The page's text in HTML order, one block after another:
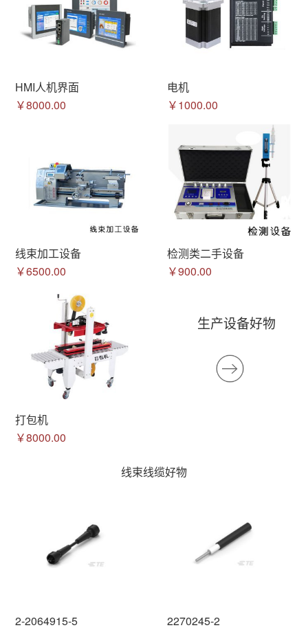
HMI人机界面
￥8000.00
电机
￥1000.00
线束加工设备
￥6500.00
检测类二手设备
￥900.00
打包机
￥8000.00
生产设备好物
线束线缆好物
2-2064915-5
2270245-2